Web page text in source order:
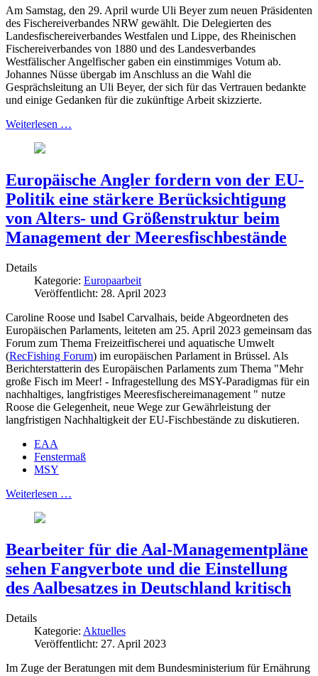
Am Samstag, den 29. April wurde Uli Beyer zum neuen Präsidenten
des Fischereiverbandes NRW gewählt. Die Delegierten des
Landesfischereiverbandes Westfalen und Lippe, des Rheinischen
Fischereiverbandes von 1880 und des Landesverbandes
Westfälischer Angelfischer gaben ein einstimmiges Votum ab.
Johannes Nüsse übergab im Anschluss an die Wahl die
Gesprächsleitung an Uli Beyer, der sich für das Vertrauen bedankte
und einige Gedanken für die zukünftige Arbeit skizzierte.
Weiterlesen …
Europäische Angler fordern von der EU-
Politik eine stärkere Berücksichtigung
von Alters- und Größenstruktur beim
Management der Meeresfischbestände
Details
Kategorie: Europaarbeit
Veröffentlicht: 28. April 2023
Caroline Roose und Isabel Carvalhais, beide Abgeordneten des
Europäischen Parlaments, leiteten am 25. April 2023 gemeinsam das
Forum zum Thema Freizeitfischerei und aquatische Umwelt
(RecFishing Forum) im europäischen Parlament in Brüssel. Als
Berichterstatterin des Europäischen Parlaments zum Thema "Mehr
große Fisch im Meer! - Infragestellung des MSY-Paradigmas für ein
nachhaltiges, langfristiges Meeresfischereimanagement " nutze
Roose die Gelegenheit, neue Wege zur Gewährleistung der
langfristigen Nachhaltigkeit der EU-Fischbestände zu diskutieren.
EAA
Fenstermaß
MSY
Weiterlesen …
Bearbeiter für die Aal-Managementpläne
sehen Fangverbote und die Einstellung
des Aalbesatzes in Deutschland kritisch
Details
Kategorie: Aktuelles
Veröffentlicht: 27. April 2023
Im Zuge der Beratungen mit dem Bundesministerium für Ernährung